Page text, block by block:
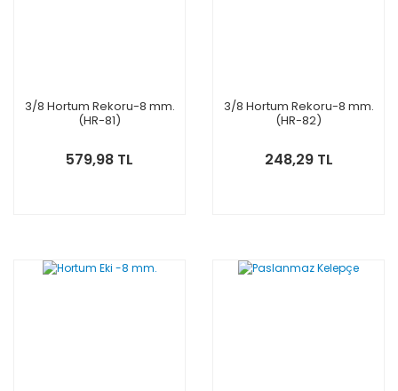
3/8 Hortum Rekoru-8 mm.
(HR-81)
579,98 TL
3/8 Hortum Rekoru-8 mm.
(HR-82)
248,29 TL